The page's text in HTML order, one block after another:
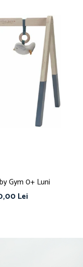
Gym 0+ Luni
Lei